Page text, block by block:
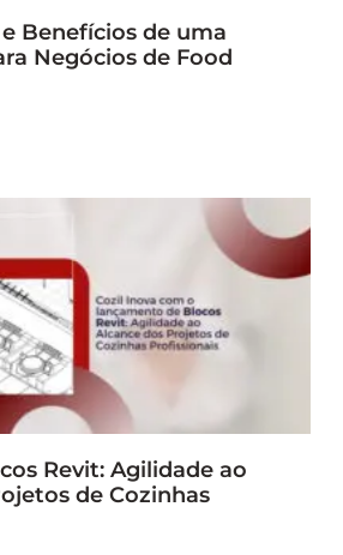
Benefícios de uma
Negócios de Food
Revit: Agilidade ao
de Cozinhas